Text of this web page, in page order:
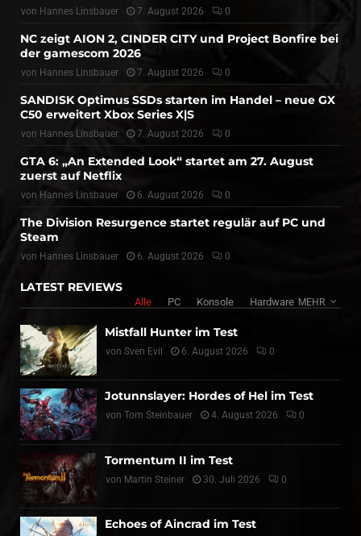
von Hannes Linsbauer 7. August 2026 0
NC zeigt AION 2, CINDER CITY und Project Bonfire bei
der gamescom 2026
von Hannes Linsbauer 7. August 2026 0
SANDISK Optimus SSDs starten im Handel – neue GX
C50 erweitert Xbox Series X|S
von Hannes Linsbauer 7. August 2026 0
GTA 6: „An Extended Look“ startet am 27. August
zuerst auf Netflix
von Hannes Linsbauer 6. August 2026 0
The Division Resurgence startet regulär auf PC und
Steam
von Hannes Linsbauer 6. August 2026 0
LATEST REVIEWS
Alle PC Konsole Hardware MEHR
Mistfall Hunter im Test
von Sven Evil 6. August 2026 0
Jotunnslayer: Hordes of Hel im Test
von Tom Steinbauer 4. August 2026 0
Tormentum II im Test
von Martin Steiner 30. Juli 2026 0
Echoes of Aincrad im Test